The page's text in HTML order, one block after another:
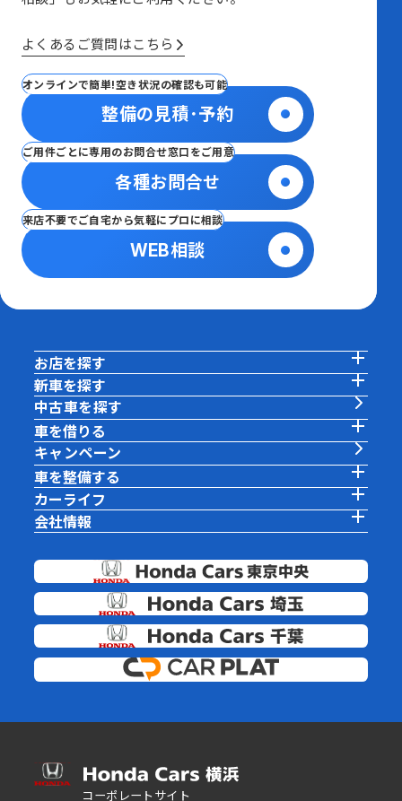
よくあるご質問はこちら
オンラインで簡単!空き状況の確認も可能
整備の見積･予約
ご用件ごとに専用のお問合せ窓口をご用意
各種お問合せ
来店不要でご自宅から気軽にプロに相談
WEB相談
お店を探す
新車を探す
中古車を探す
車を借りる
キャンペーン
車を整備する
カーライフ
会社情報
コーポレートサイト